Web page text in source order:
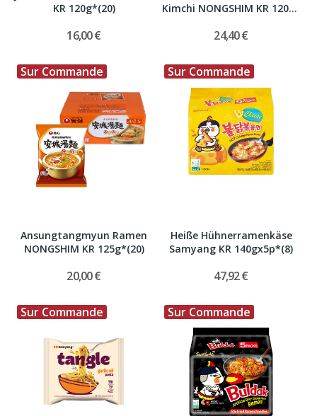
KR 120g*(20)
16,00 €
Kimchi NONGSHIM KR 120g*
24,40 €
Sur Commande
Ansungtangmyun Ramen
NONGSHIM KR 125g*(20)
20,00 €
Sur Commande
Heiße Hühnerramenkäse
Samyang KR 140gx5p*(8)
47,92 €
Sur Commande Sur Commande